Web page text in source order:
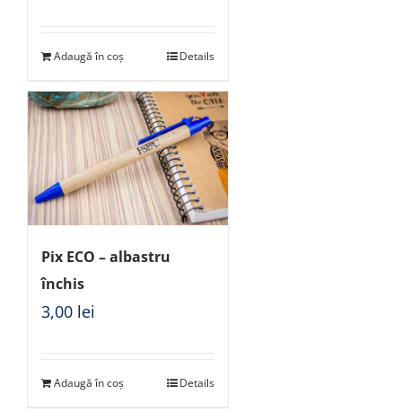
Adaugă în coș Details
Pix ECO – albastru
închis
3,00 lei
Adaugă în coș Details